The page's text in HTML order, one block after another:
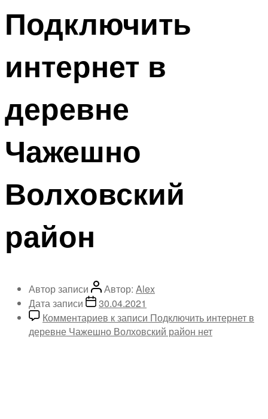
Подключить
интернет в
деревне
Чажешно
Волховский
район
Автор записи Автор: Alex
Дата записи
30.04.2021
Комментариев к записи Подключить интернет в
деревне Чажешно Волховский район нет